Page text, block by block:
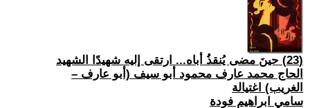
(23) حينَ مضى يُنقذُ أباه... ارتقى إليه شهيدًا الشهيد
الحاج محمد عارف محمود أبو سيف (أبو عارف –
الغريب) اغتيالة
سامي ابراهيم فودة